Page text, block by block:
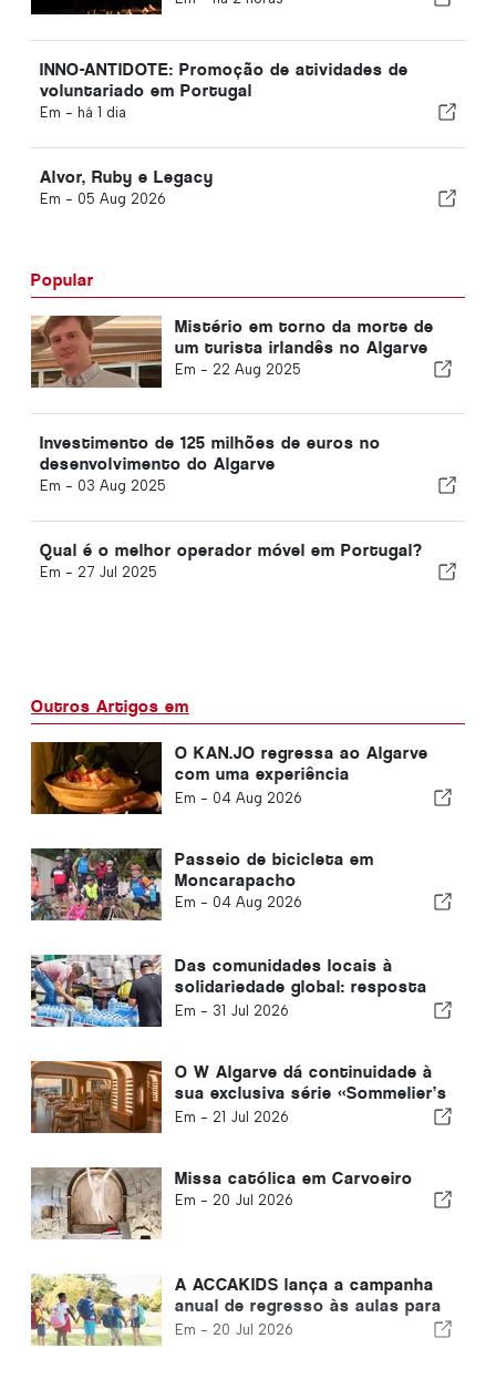
INNO-ANTIDOTE: Promoção de atividades de
voluntariado em Portugal
Em - há 1 dia
Alvor, Ruby e Legacy
Em - 05 Aug 2026
Popular
Mistério em torno da morte de
um turista irlandês no Algarve
Em - 22 Aug 2025
Investimento de 125 milhões de euros no
desenvolvimento do Algarve
Em - 03 Aug 2025
Qual é o melhor operador móvel em Portugal?
Em - 27 Jul 2025
Outros Artigos em
O KAN.JO regressa ao Algarve
com uma experiência
gastronómica de inspiração
Em - 04 Aug 2026
Passeio de bicicleta em
Moncarapacho
Em - 04 Aug 2026
Das comunidades locais à
solidariedade global: resposta
coletiva após os terramotos na
Em - 31 Jul 2026
O W Algarve dá continuidade à
sua exclusiva série «Sommelier’s
Table» com o Buçaco
Em - 21 Jul 2026
Missa católica em Carvoeiro
Em - 20 Jul 2026
A ACCAKIDS lança a campanha
anual de regresso às aulas para
proporcionar a todas as
Em - 20 Jul 2026